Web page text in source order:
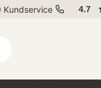
Kundservice 4.7